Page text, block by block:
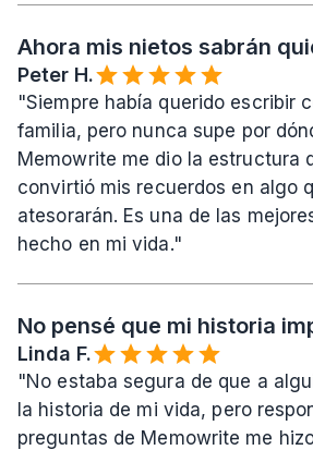
Ahora mis nietos sabrán
Peter H.
"Siempre había querido escribir
familia, pero nunca supe por
Memowrite me dio la estructura
convirtió mis recuerdos en algo
atesorarán. Es una de las
hecho en mi vida."
No pensé que mi historia
Linda F.
"No estaba segura de que a
la historia de mi vida, pero
preguntas de Memowrite me